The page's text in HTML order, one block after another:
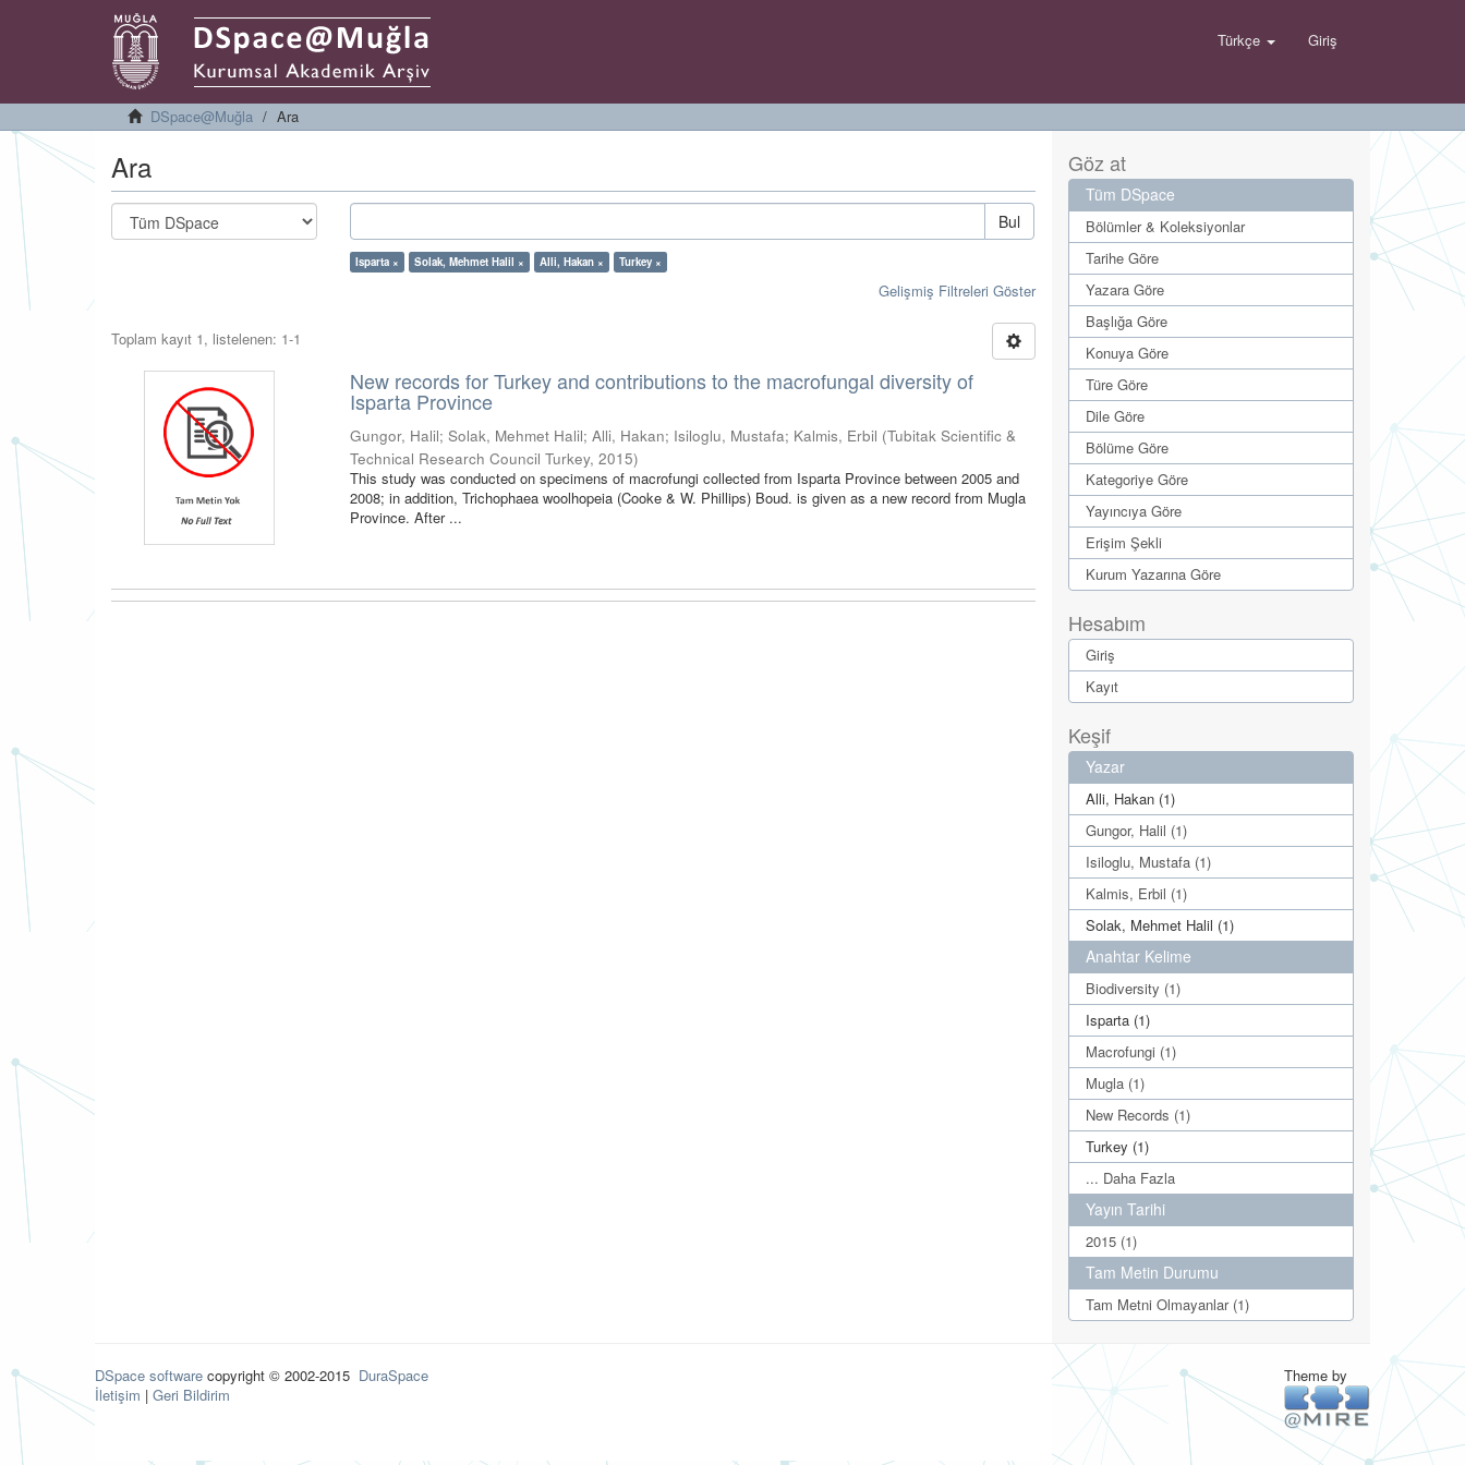
Türkçe Giriş
DSpace@Muğla Ara
Ara
Bul
Isparta × Solak, Mehmet Halil × Alli, Hakan × Turkey ×
Gelişmiş Filtreleri Göster
Toplam kayıt 1, listelenen: 1-1
New records for Turkey and contributions to the macrofungal diversity of
Isparta Province
Gungor, Halil;Solak, Mehmet Halil;Alli, Hakan; Isiloglu, Mustafa; Kalmis, Erbil (Tubitak Scientific &
Technical Research Council Turkey,2015)
This study was conducted on specimens of macrofungi collected from Isparta Province between 2005 and
2008; in addition, Trichophaea woolhopeia (Cooke & W. Phillips) Boud. is given as a new record from Mugla
Province. After ...
Göz at
Tüm DSpace
Bölümler & Koleksiyonlar
Tarihe Göre
Yazara Göre
Başlığa Göre
Konuya Göre
Türe Göre
Dile Göre
Bölüme Göre
Kategoriye Göre
Yayıncıya Göre
Erişim Şekli
Kurum Yazarına Göre
Hesabım
Giriş
Kayıt
Keşif
Yazar
Alli, Hakan (1)
Gungor, Halil (1)
Isiloglu, Mustafa (1)
Kalmis, Erbil (1)
Solak, Mehmet Halil (1)
Anahtar Kelime
Biodiversity (1)
Isparta (1)
Macrofungi (1)
Mugla (1)
New Records (1)
Turkey (1)
... Daha Fazla
Yayın Tarihi
2015 (1)
Tam Metin Durumu
Tam Metni Olmayanlar (1)
DSpace software copyright © 2002-2015 DuraSpace
İletişim | Geri Bildirim
Theme by